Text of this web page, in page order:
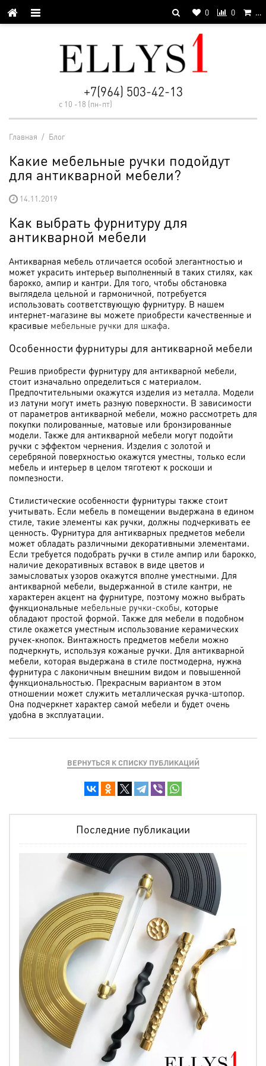
0 0 …
+7(964) 503-42-13
с 10 -18 (пн-пт)
Главная / Блог
Какие мебельные ручки подойдут
для антикварной мебели?
14.11.2019
Как выбрать фурнитуру для
антикварной мебели
Антикварная мебель отличается особой элегантностью и
может украсить интерьер выполненный в таких стилях, как
барокко, ампир и кантри. Для того, чтобы обстановка
выглядела цельной и гармоничной, потребуется
использовать соответствующую фурнитуру. В нашем
интернет-магазине вы можете приобрести качественные и
красивые мебельные ручки для шкафа.
Особенности фурнитуры для антикварной мебели
Решив приобрести фурнитуру для антикварной мебели,
стоит изначально определиться с материалом.
Предпочтительными окажутся изделия из металла. Модели
из латуни могут иметь разную поверхности. В зависимости
от параметров антикварной мебели, можно рассмотреть для
покупки полированные, матовые или бронзированные
модели. Также для антикварной мебели могут подойти
ручки с эффектом чернения. Изделия с золотой и
серебряной поверхностью окажутся уместны, только если
мебель и интерьер в целом тяготеют к роскоши и
помпезности.
Стилистические особенности фурнитуры также стоит
учитывать. Если мебель в помещении выдержана в едином
стиле, такие элементы как ручки, должны подчеркивать ее
ценность. Фурнитура для антикварных предметов мебели
может обладать различными декоративными элементами.
Если требуется подобрать ручки в стиле ампир или барокко,
наличие декоративных вставок в виде цветов и
замысловатых узоров окажутся вполне уместными. Для
антикварной мебели, выдержанной в стиле кантри, не
характерен акцент на фурнитуре, поэтому можно выбрать
функциональные мебельные ручки-скобы, которые
обладают простой формой. Также для мебели в подобном
стиле окажется уместным использование керамических
ручек-кнопок. Винтажность предметов мебели можно
подчеркнуть, используя кожаные ручки. Для антикварной
мебели, которая выдержана в стиле постмодерна, нужна
фурнитура с лаконичным внешним видом и повышенной
функциональностью. Прекрасным вариантом в этом
отношении может служить металлическая ручка-штопор.
Она подчеркнет характер самой мебели и будет очень
удобна в эксплуатации.
ВЕРНУТЬСЯ К СПИСКУ ПУБЛИКАЦИЙ
Последние публикации